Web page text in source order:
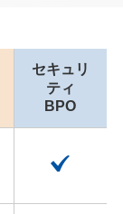
セキュリ
ティ
BPO